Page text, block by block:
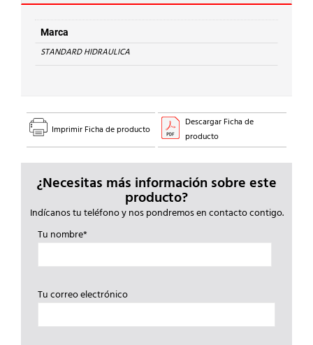
H-
H
2A
Cu
22
Marca
STANDARD HIDRAULICA
Imprimir Ficha de producto
Descargar Ficha de
producto
¿Necesitas más información sobre este
producto?
Indícanos tu teléfono y nos pondremos en contacto contigo.
Tu nombre*
Tu correo electrónico